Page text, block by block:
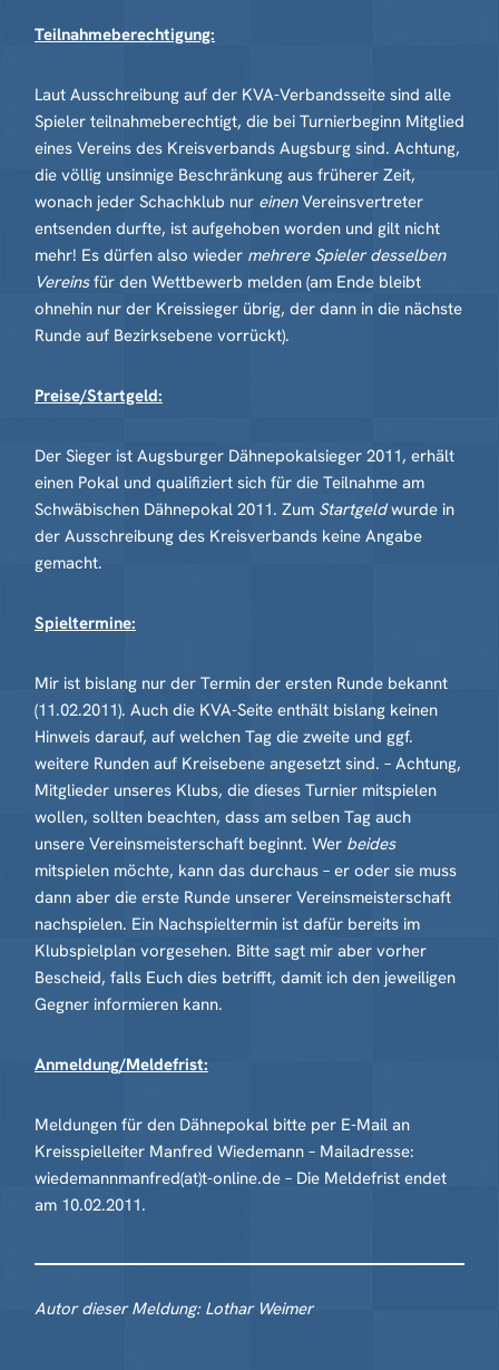
Teilnahmeberechtigung:
Laut Ausschreibung auf der KVA-Verbandsseite sind alle
Spieler teilnahmeberechtigt, die bei Turnierbeginn Mitglied
eines Vereins des Kreisverbands Augsburg sind. Achtung,
die völlig unsinnige Beschränkung aus früherer Zeit,
wonach jeder Schachklub nur einenVereinsvertreter
entsenden durfte, ist aufgehoben worden und gilt nicht
mehr! Es dürfen also wieder mehrere Spieler desselben
Vereinsfür den Wettbewerb melden (am Ende bleibt
ohnehin nur der Kreissieger übrig, der dann in die nächste
Runde auf Bezirksebene vorrückt).
Preise/Startgeld:
Der Sieger ist Augsburger Dähnepokalsieger 2011, erhält
einen Pokal und qualifiziert sich für die Teilnahme am
Schwäbischen Dähnepokal 2011. Zum Startgeldwurde in
der Ausschreibung des Kreisverbands keine Angabe
gemacht.
Spieltermine:
Mir ist bislang nur der Termin der ersten Runde bekannt
(11.02.2011). Auch die KVA-Seite enthält bislang keinen
Hinweis darauf, auf welchen Tag die zweite und ggf.
weitere Runden auf Kreisebene angesetzt sind. – Achtung,
Mitglieder unseres Klubs, die dieses Turnier mitspielen
wollen, sollten beachten, dass am selben Tag auch
unsere Vereinsmeisterschaft beginnt. Wer beides
mitspielen möchte, kann das durchaus – er oder sie muss
dann aber die erste Runde unserer Vereinsmeisterschaft
nachspielen. Ein Nachspieltermin ist dafür bereits im
Klubspielplan vorgesehen. Bitte sagt mir aber vorher
Bescheid, falls Euch dies betrifft, damit ich den jeweiligen
Gegner informieren kann.
Anmeldung/Meldefrist:
Meldungen für den Dähnepokal bitte per E-Mail an
Kreisspielleiter Manfred Wiedemann – Mailadresse:
wiedemannmanfred(at)t-online.de – Die Meldefrist endet
am 10.02.2011.
Autor dieser Meldung: Lothar Weimer